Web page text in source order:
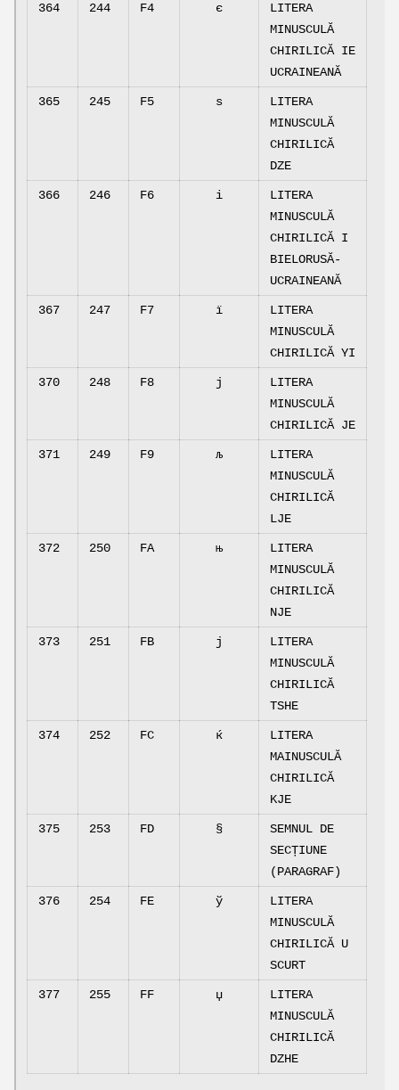
364 244 F4 є
LITERA
MINUSCULĂ
CHIRILICĂ IE
UCRAINEANĂ
365 245 F5 ѕ
LITERA
MINUSCULĂ
CHIRILICĂ
DZE
366 246 F6 і
LITERA
MINUSCULĂ
CHIRILICĂ I
BIELORUSĂ-
UCRAINEANĂ
367 247 F7 ї
LITERA
MINUSCULĂ
CHIRILICĂ YI
370 248 F8 ј
LITERA
MINUSCULĂ
CHIRILICĂ JE
371 249 F9 љ
LITERA
MINUSCULĂ
CHIRILICĂ
LJE
372 250 FA њ
LITERA
MINUSCULĂ
CHIRILICĂ
NJE
373 251 FB ј
LITERA
MINUSCULĂ
CHIRILICĂ
TSHE
374 252 FC ќ
LITERA
MAINUSCULĂ
CHIRILICĂ
KJE
375 253 FD §
SEMNUL DE
SECȚIUNE
(PARAGRAF)
376 254 FE ў
LITERA
MINUSCULĂ
CHIRILICĂ U
SCURT
377 255 FF џ
LITERA
MINUSCULĂ
CHIRILICĂ
DZHE